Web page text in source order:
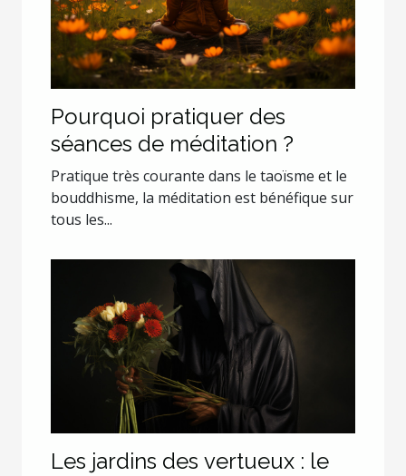
Pourquoi pratiquer des
séances de méditation ?
Pratique très courante dans le taoïsme et le
bouddhisme, la méditation est bénéfique sur
tous les...
Les jardins des vertueux : le